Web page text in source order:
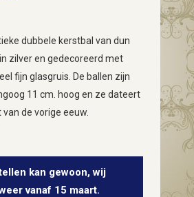
dubbele kerstbal van dun
zilver en gedecoreerd met
fijn glasgruis. De ballen zijn
11 cm. hoog en ze dateert
de vorige eeuw.
kan gewoon, wij
vanaf 15 maart.